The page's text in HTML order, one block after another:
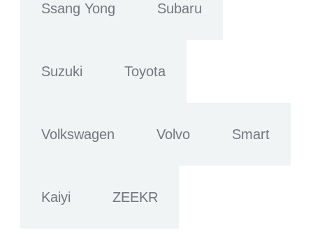
Ssang Yong Subaru
Suzuki Toyota
Volkswagen Volvo Smart
Kaiyi ZEEKR